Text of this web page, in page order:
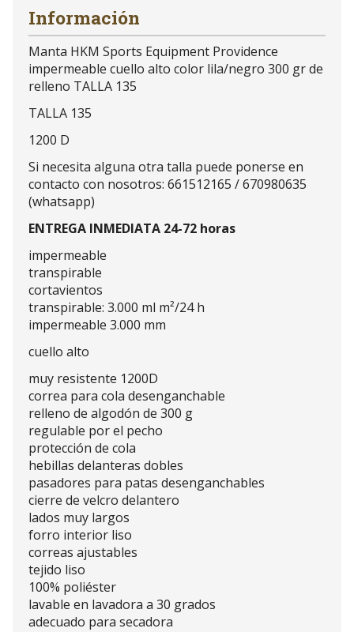
Información
Manta HKM Sports Equipment Providence
impermeable cuello alto color lila/negro 300 gr de
relleno TALLA 135
TALLA 135
1200 D
Si necesita alguna otra talla puede ponerse en
contacto con nosotros: 661512165 / 670980635
(whatsapp)
ENTREGA INMEDIATA 24-72 horas
impermeable
transpirable
cortavientos
transpirable: 3.000 ml m²/24 h
impermeable 3.000 mm
cuello alto
muy resistente 1200D
correa para cola desenganchable
relleno de algodón de 300 g
regulable por el pecho
protección de cola
hebillas delanteras dobles
pasadores para patas desenganchables
cierre de velcro delantero
lados muy largos
forro interior liso
correas ajustables
tejido liso
100% poliéster
lavable en lavadora a 30 grados
adecuado para secadora